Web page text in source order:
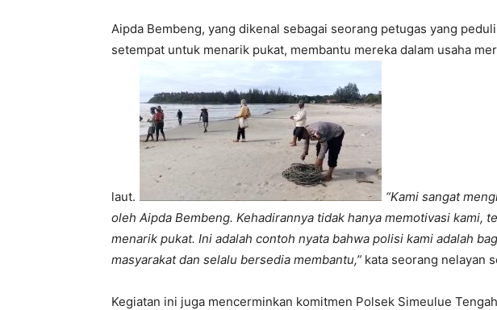
Aipda Bembeng, yang dikenal sebagai seorang petugas yang
setempat untuk menarik pukat, membantu mereka dalam usaha
laut.
“Kami sangat
oleh Aipda Bembeng. Kehadirannya tidak hanya memotivasi kami,
menarik pukat. Ini adalah contoh nyata bahwa polisi kami adalah
masyarakat dan selalu bersedia membantu,” kata seorang nelayan
Kegiatan ini juga mencerminkan komitmen Polsek Simeulue